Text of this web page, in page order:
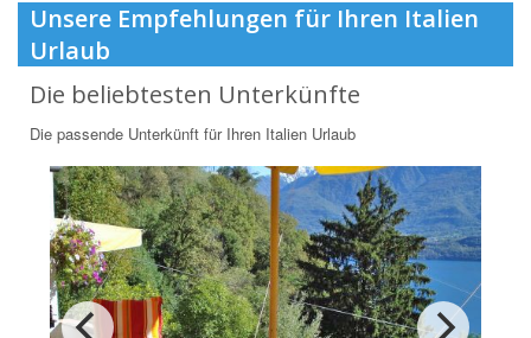
Unsere Empfehlungen für Ihren Italien
Urlaub
Die beliebtesten Unterkünfte
Die passende Unterkünft für Ihren Italien Urlaub